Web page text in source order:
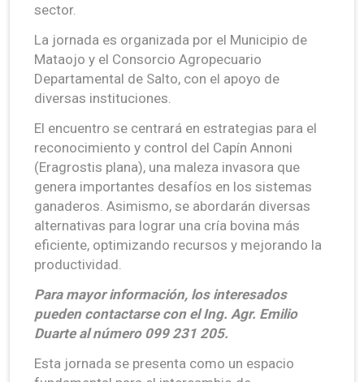
sector.
La jornada es organizada por el Municipio de
Mataojo y el Consorcio Agropecuario
Departamental de Salto, con el apoyo de
diversas instituciones.
El encuentro se centrará en estrategias para el
reconocimiento y control del Capín Annoni
(Eragrostis plana), una maleza invasora que
genera importantes desafíos en los sistemas
ganaderos. Asimismo, se abordarán diversas
alternativas para lograr una cría bovina más
eficiente, optimizando recursos y mejorando la
productividad.
Para mayor información, los interesados
pueden contactarse con el Ing. Agr. Emilio
Duarte al número 099 231 205.
Esta jornada se presenta como un espacio